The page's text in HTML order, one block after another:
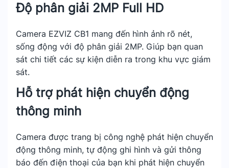
Độ phân giải 2MP Full HD
Camera EZVIZ CB1 mang đến hình ảnh rõ nét,
sống động với độ phân giải 2MP. Giúp bạn quan
sát chi tiết các sự kiện diễn ra trong khu vực giám
sát.
Hỗ trợ phát hiện chuyển động
thông minh
Camera được trang bị công nghệ phát hiện chuyển
động thông minh, tự động ghi hình và gửi thông
báo đến điện thoại của bạn khi phát hiện chuyển